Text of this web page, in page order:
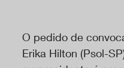
O pedido de
Erika Hilton (Psol-